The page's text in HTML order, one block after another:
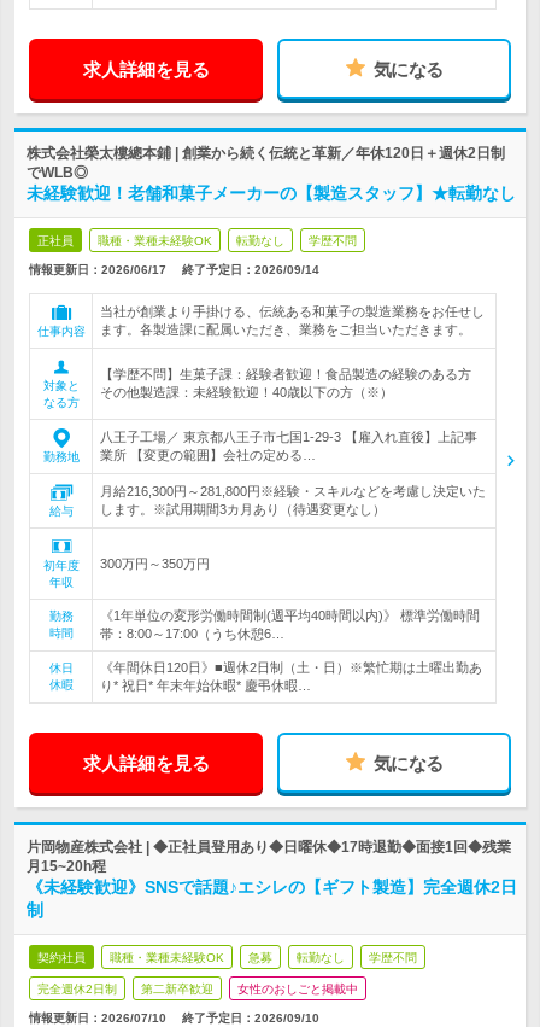
求人詳細を見る 気になる
株式会社榮太樓總本鋪 | 創業から続く伝統と革新／年休120日＋週休2日制
でWLB◎
未経験歓迎！老舗和菓子メーカーの【製造スタッフ】★転勤なし
正社員 職種・業種未経験OK 転勤なし 学歴不問
情報更新日：2026/06/17 終了予定日： 2026/09/14
仕事内容
当社が創業より手掛ける、伝統ある和菓子の製造業務をお任せし
ます。各製造課に配属いただき、業務をご担当いただきます。
対象と
なる方
【学歴不問】生菓子課：経験者歓迎！食品製造の経験のある方
その他製造課：未経験歓迎！40歳以下の方（※）
勤務地
八王子工場／ 東京都八王子市七国1-29-3 【雇入れ直後】上記事
業所 【変更の範囲】会社の定める…
給与
月給216,300円～281,800円※経験・スキルなどを考慮し決定いた
します。※試用期間3カ月あり（待遇変更なし）
初年度
年収
300万円～350万円
勤務
時間
《1年単位の変形労働時間制(週平均40時間以内)》 標準労働時間
帯：8:00～17:00（うち休憩6…
休日
休暇
《年間休日120日》■週休2日制（土・日）※繁忙期は土曜出勤あ
り* 祝日* 年末年始休暇* 慶弔休暇…
求人詳細を見る 気になる
片岡物産株式会社 | ◆正社員登用あり◆日曜休◆17時退勤◆面接1回◆残業
月15~20h程
《未経験歓迎》SNSで話題♪エシレの【ギフト製造】完全週休2日
制
契約社員 職種・業種未経験OK 急募 転勤なし 学歴不問
完全週休2日制 第二新卒歓迎 女性のおしごと掲載中
情報更新日：2026/07/10 終了予定日： 2026/09/10